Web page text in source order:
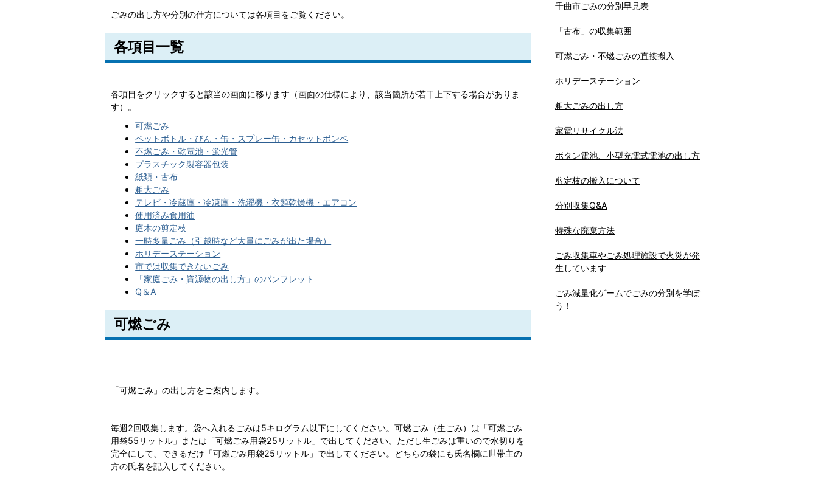
ごみの出し方や分別の仕方については各項目をご覧ください。
各項目一覧
各項目をクリックすると該当の画面に移ります（画面の仕様により、該当箇所が若干上下する場合がありま
す）。
可燃ごみ
ペットボトル・びん・缶・スプレー缶・カセットボンベ
不燃ごみ・乾電池・蛍光管
プラスチック製容器包装
紙類・古布
粗大ごみ
テレビ・冷蔵庫・冷凍庫・洗濯機・衣類乾燥機・エアコン
使用済み食用油
庭木の剪定枝
一時多量ごみ（引越時など大量にごみが出た場合）
ホリデーステーション
市では収集できないごみ
「家庭ごみ・資源物の出し方」のパンフレット
Q＆A
可燃ごみ
「可燃ごみ」の出し方をご案内します。
毎週2回収集します。袋へ入れるごみは5キログラム以下にしてください。可燃ごみ（生ごみ）は「可燃ごみ
用袋55リットル」または「可燃ごみ用袋25リットル」で出してください。ただし生ごみは重いので水切りを
完全にして、できるだけ「可燃ごみ用袋25リットル」で出してください。どちらの袋にも氏名欄に世帯主の
方の氏名を記入してください。
千曲市ごみの分別早見表
「古布」の収集範囲
可燃ごみ・不燃ごみの直接搬入
ホリデーステーション
粗大ごみの出し方
家電リサイクル法
ボタン電池、小型充電式電池の出し方
剪定枝の搬入について
分別収集Q&A
特殊な廃棄方法
ごみ収集車やごみ処理施設で火災が発
生しています
ごみ減量化ゲームでごみの分別を学ぼ
う！